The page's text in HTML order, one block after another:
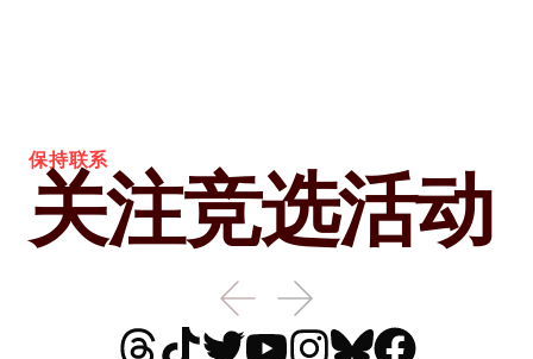
保持联系
关注竞选活动